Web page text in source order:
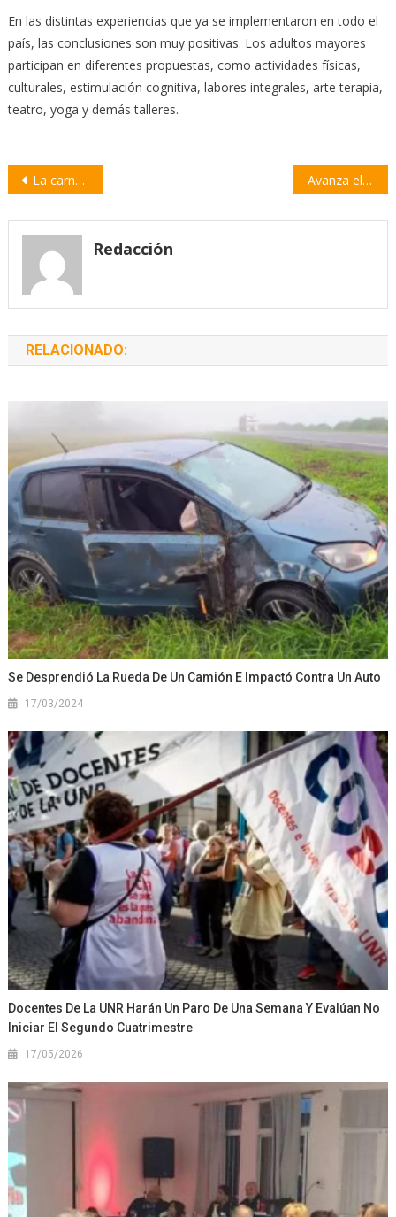
En las distintas experiencias que ya se implementaron en todo el
país, las conclusiones son muy positivas. Los adultos mayores
participan en diferentes propuestas, como actividades físicas,
culturales, estimulación cognitiva, labores integrales, arte terapia,
teatro, yoga y demás talleres.
Navegación
entradas
La carne vacuna aumentó más del 30 por ciento en febrero Avanza el proyecto de integración en los barrios Santa Teresita y Prefectura
Redacción
RELACIONADO:
Se Desprendió La Rueda De Un Camión E Impactó Contra Un Auto
17/03/2024
Docentes De La UNR Harán Un Paro De Una Semana Y Evalúan No
Iniciar El Segundo Cuatrimestre
17/05/2026